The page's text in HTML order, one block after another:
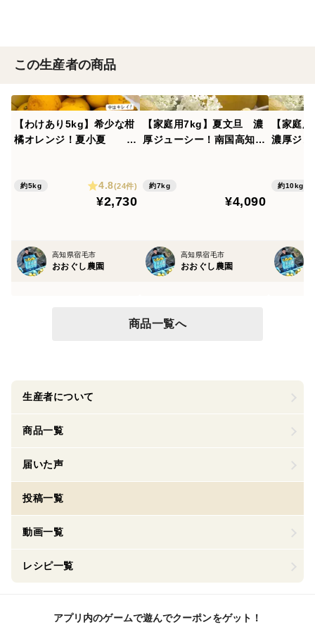
この生産者の商品
【わけあり5kg】希少な柑
橘オレンジ！夏小夏 み
約5kg 4.8(24件)
¥2,730
高知県宿毛市
おおぐし農園
【家庭用7kg】夏文旦 濃
厚ジューシー！南国高知の
約7kg
¥4,090
高知県宿毛市
おおぐし農園
【家庭
濃厚ジュ
約10kg
商品一覧へ
生産者について
商品一覧
届いた声
投稿一覧
動画一覧
レシピ一覧
アプリ内のゲームで遊んでクーポンをゲット！